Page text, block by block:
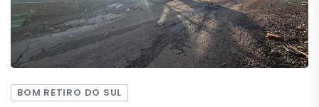
BOM RETIRO DO SUL